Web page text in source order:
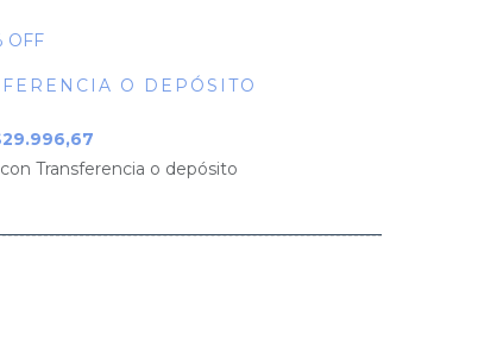
OFF
O DEPÓSITO
Transferencia o depósito